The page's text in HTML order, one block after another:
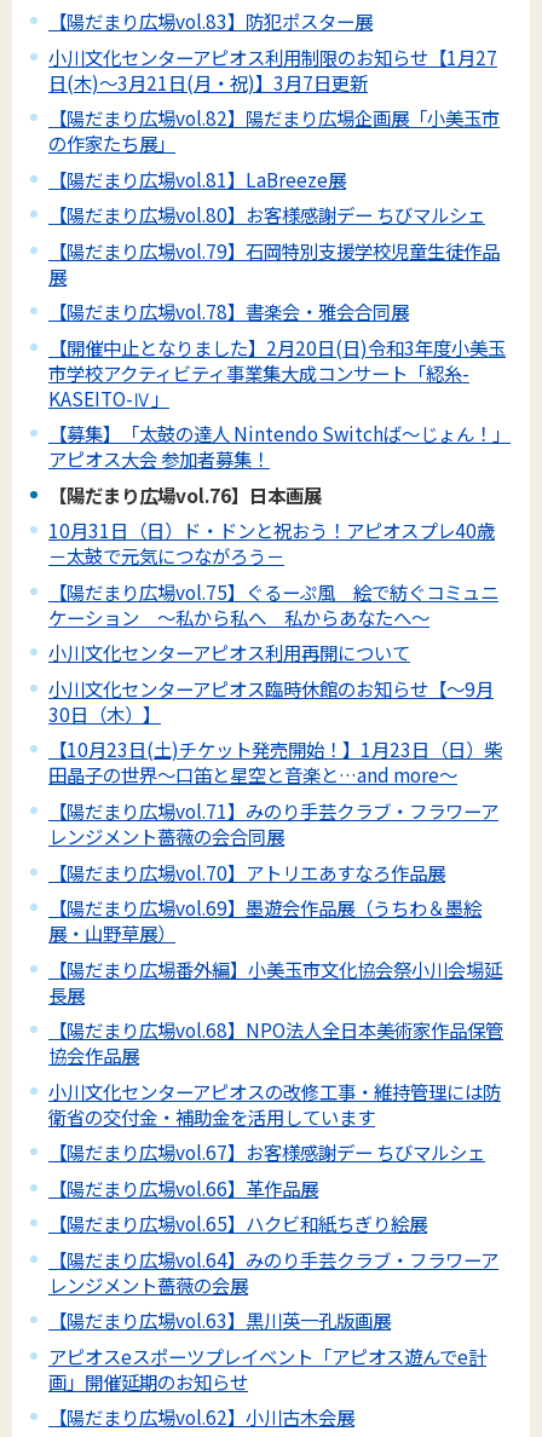
【陽だまり広場vol.83】防犯ポスター展
小川文化センターアピオス利用制限のお知らせ【1月27
日(木)～3月21日(月・祝)】3月7日更新
【陽だまり広場vol.82】陽だまり広場企画展「小美玉市
の作家たち展」
【陽だまり広場vol.81】LaBreeze展
【陽だまり広場vol.80】お客様感謝デー ちびマルシェ
【陽だまり広場vol.79】石岡特別支援学校児童生徒作品
展
【陽だまり広場vol.78】書楽会・雅会合同展
【開催中止となりました】2月20日(日)令和3年度小美玉
市学校アクティビティ事業集大成コンサート「綛糸-
KASEITO-Ⅳ」
【募集】「太鼓の達人 Nintendo Switchば～じょん！」
アピオス大会 参加者募集！
【陽だまり広場vol.76】日本画展
10月31日（日）ド・ドンと祝おう！アピオスプレ40歳
－太鼓で元気につながろう－
【陽だまり広場vol.75】ぐるーぷ風 絵で紡ぐコミュニ
ケーション ～私から私へ 私からあなたへ～
小川文化センターアピオス利用再開について
小川文化センターアピオス臨時休館のお知らせ【～9月
30日（木）】
【10月23日(土)チケット発売開始！】1月23日（日）柴
田晶子の世界～口笛と星空と音楽と…and more～
【陽だまり広場vol.71】みのり手芸クラブ・フラワーア
レンジメント薔薇の会合同展
【陽だまり広場vol.70】アトリエあすなろ作品展
【陽だまり広場vol.69】墨遊会作品展（うちわ＆墨絵
展・山野草展）
【陽だまり広場番外編】小美玉市文化協会祭小川会場延
長展
【陽だまり広場vol.68】NPO法人全日本美術家作品保管
協会作品展
小川文化センターアピオスの改修工事・維持管理には防
衛省の交付金・補助金を活用しています
【陽だまり広場vol.67】お客様感謝デー ちびマルシェ
【陽だまり広場vol.66】革作品展
【陽だまり広場vol.65】ハクビ和紙ちぎり絵展
【陽だまり広場vol.64】みのり手芸クラブ・フラワーア
レンジメント薔薇の会展
【陽だまり広場vol.63】黒川英一孔版画展
アピオスeスポーツプレイベント「アピオス遊んでe計
画」開催延期のお知らせ
【陽だまり広場vol.62】小川古木会展